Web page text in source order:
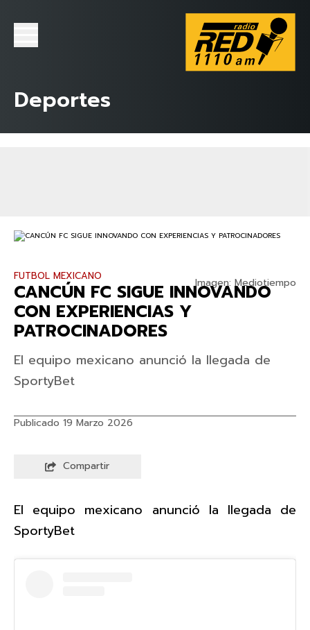
Deportes
Imagen: Mediotiempo
FUTBOL MEXICANO
CANCÚN FC SIGUE INNOVANDO
CON EXPERIENCIAS Y
PATROCINADORES
El equipo mexicano anunció la llegada de
SportyBet
Publicado 19 Marzo 2026
Compartir
El equipo mexicano anunció la llegada de
SportyBet